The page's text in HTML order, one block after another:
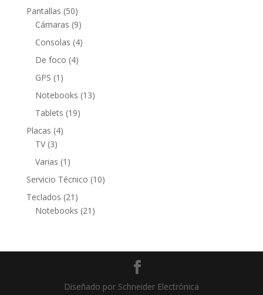
producto
Pantallas 5050
productos
Cámaras 99
productos
Consolas 44
De foco 44
GPS 1 1
producto
Notebooks 1313
Tablets 1919
Placas 44
TV 33
productos
Varias 1 1
producto
Servicio Técnico 1010
Teclados 21 21
productos
Notebooks 21 21
Diseñado por Schneider Electrónica